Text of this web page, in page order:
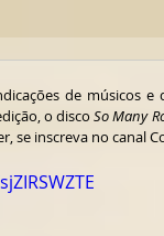
de músicos
o disco So Many
se inscreva no canal